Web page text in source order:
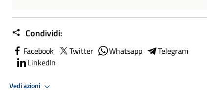
Condividi:
Facebook Twitter Whatsapp
Telegram
LinkedIn
Vedi azioni